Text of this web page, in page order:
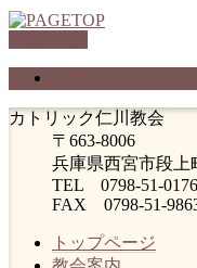
カトリック仁川教会
〒663-8006
兵庫県西宮市段上
TEL 0798-51-0176
FAX 0798-51-
トップページ